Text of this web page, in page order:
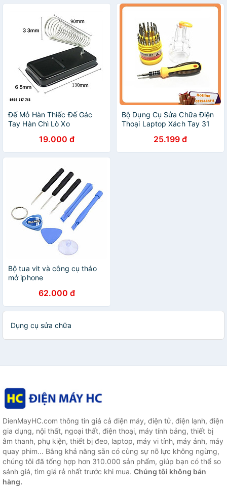
Đế Mỏ Hàn Thiếc Đế Gác
Tay Hàn Chì Lò Xo
19.000 đ
Bộ Dụng Cụ Sửa Chữa Điện
Thoại Laptop Xách Tay 31
Hàng Loại 125.199 đ
Bộ tua vit và công cụ tháo
mở iphone
62.000 đ
Dụng cụ sửa chữa
DienMayHC.com thông tin giá cả điện máy, điện tử, điện lạnh, điện
gia dụng, nội thất, ngoại thất, điện thoại, máy tính bảng, thiết bị
âm thanh, phụ kiện, thiết bị đeo, laptop, máy vi tính, máy ảnh, máy
quay phim... Bằng khả năng sẵn có cùng sự nỗ lực không ngừng,
chúng tôi đã tổng hợp hơn 310.000 sản phẩm, giúp bạn có thể so
sánh giá, tìm giá rẻ nhất trước khi mua. Chúng tôi không bán
hàng.